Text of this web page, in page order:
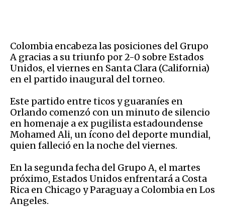
Colombia encabeza las posiciones del Grupo
A gracias a su triunfo por 2-0 sobre Estados
Unidos, el viernes en Santa Clara (California)
en el partido inaugural del torneo.
Este partido entre ticos y guaraníes en
Orlando comenzó con un minuto de silencio
en homenaje a ex pugilista estadoundense
Mohamed Ali, un ícono del deporte mundial,
quien falleció en la noche del viernes.
En la segunda fecha del Grupo A, el martes
próximo, Estados Unidos enfrentará a Costa
Rica en Chicago y Paraguay a Colombia en Los
Angeles.